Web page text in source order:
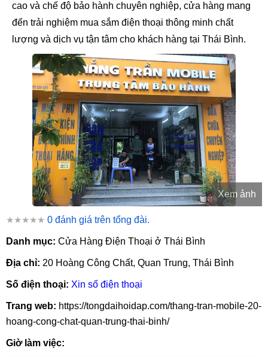
cao và chế độ bảo hành chuyên nghiệp, cửa hàng mang
đến trải nghiệm mua sắm điện thoại thông minh chất
lượng và dịch vụ tận tâm cho khách hàng tại Thái Bình.
Xem ảnh
★★★★★ 0 đánh giá trên tổng đài.
Danh mục: Cửa Hàng Điện Thoại ở Thái Bình
Địa chỉ: 20 Hoàng Công Chất, Quan Trung, Thái Bình
Số điện thoại: Xin số điện thoại
Trang web: https://tongdaihoidap.com/thang-tran-mobile-20-
hoang-cong-chat-quan-trung-thai-binh/
Giờ làm việc: